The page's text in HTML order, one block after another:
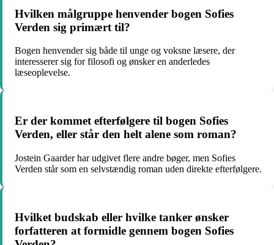
Hvilken målgruppe henvender bogen Sofies
Verden sig primært til?
Bogen henvender sig både til unge og voksne læsere, der
interesserer sig for filosofi og ønsker en anderledes
læseoplevelse.
Er der kommet efterfølgere til bogen Sofies
Verden, eller står den helt alene som roman?
Jostein Gaarder har udgivet flere andre bøger, men Sofies
Verden står som en selvstændig roman uden direkte efterfølgere.
Hvilket budskab eller hvilke tanker ønsker
forfatteren at formidle gennem bogen Sofies